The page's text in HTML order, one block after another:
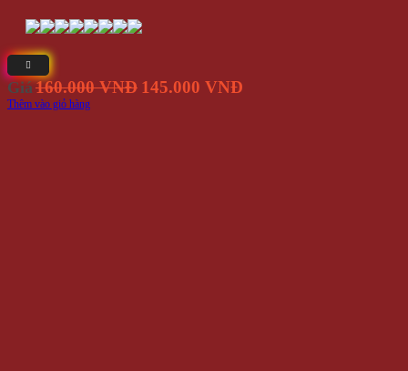
Giá160.000 VNĐ Giá
gốc
145.000 VNĐ
Thêm vào giỏ hàng